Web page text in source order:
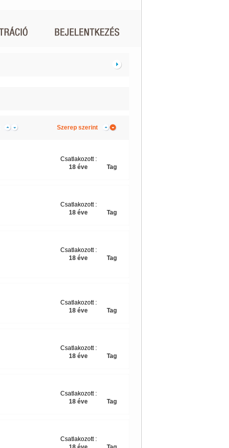
Szerep szerint
Tag
Csatlakozott :
18 éve
Tag
Csatlakozott :
18 éve
Tag
Csatlakozott :
18 éve
Tag
Csatlakozott :
18 éve
Tag
Csatlakozott :
18 éve
Tag
Csatlakozott :
18 éve
Csatlakozott :